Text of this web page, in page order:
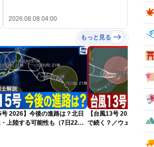
2026.08.08 04:00
もっと見る
号 2026】今後の進路は？北日
上陸する可能性も（7日22時
【台風13号 2026】雨風
で続く？／ウェザーニュ
解説（7日22時情報）